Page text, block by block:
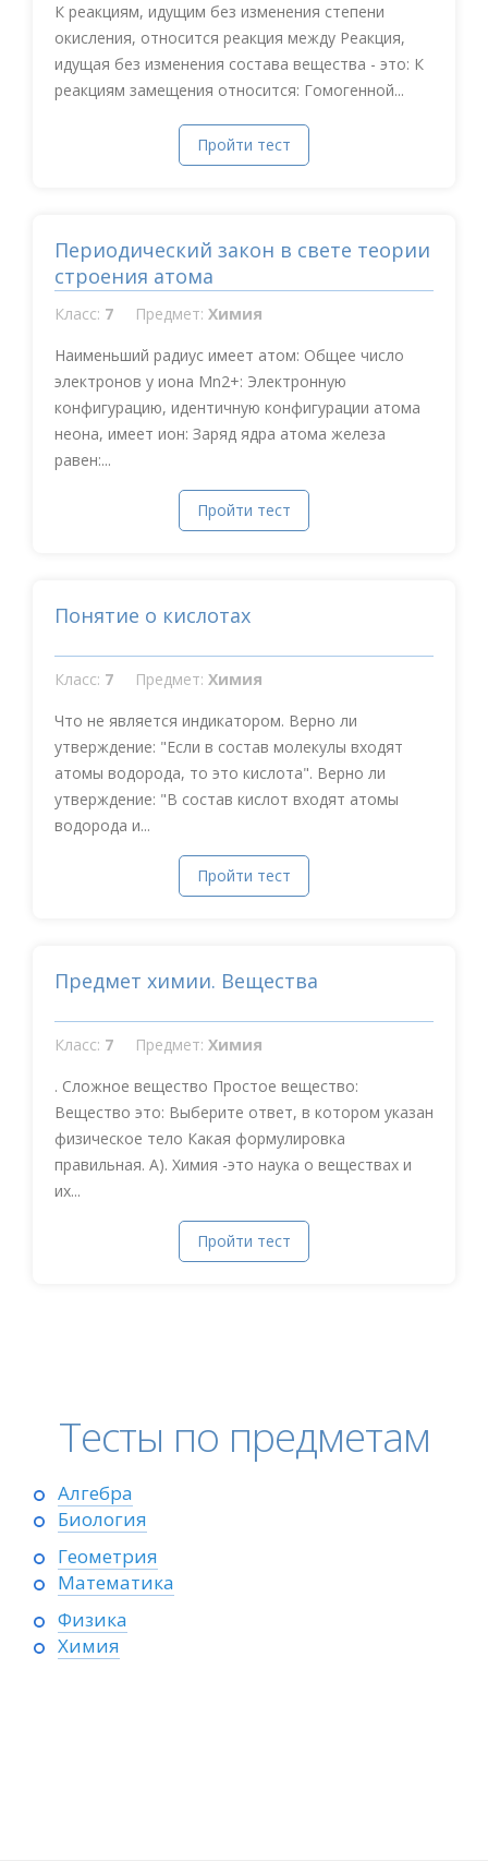
К реакциям, идущим без изменения степени
окисления, относится реакция между Реакция,
идущая без изменения состава вещества - это: К
реакциям замещения относится: Гомогенной...
Пройти тест
Периодический закон в свете теории
строения атома
Класс: 7 Предмет: Химия
Наименьший радиус имеет атом: Общее число
электронов у иона Mn2+: Электронную
конфигурацию, идентичную конфигурации атома
неона, имеет ион: Заряд ядра атома железа
равен:...
Пройти тест
Понятие о кислотах
Класс: 7 Предмет: Химия
Что не является индикатором. Верно ли
утверждение: "Если в состав молекулы входят
атомы водорода, то это кислота". Верно ли
утверждение: "В состав кислот входят атомы
водорода и...
Пройти тест
Предмет химии. Вещества
Класс: 7 Предмет: Химия
. Сложное вещество Простое вещество:
Вещество это: Выберите ответ, в котором указан
физическое тело Какая формулировка
правильная. А). Химия -это наука о веществах и
их...
Пройти тест
Тесты по предметам
Алгебра
Биология
Геометрия
Математика
Физика
Химия